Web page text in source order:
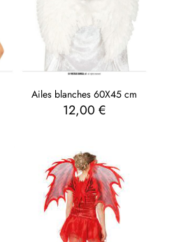
Ailes blanches 60X45 cm
12,00 €